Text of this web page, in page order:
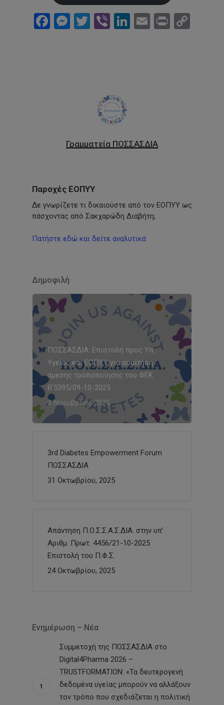
Facebook
Messenger
Twitter
ViberLinkedIn
Email
Print
Γραμματεία ΠΟΣΣΑΣΔΙΑ
Παροχές ΕΟΠΥΥ
Δε γνωρίζετε τι δικαιούστε από τον ΕΟΠΥΥ ως
πάσχοντας από Σακχαρώδη Διαβήτη;
Πατήστε εδώ και δείτε αναλυτικά
Δημοφιλή
ΠΟΣΣΑΣΔΙΑ: Επιστολή προς Υπ.
Υγείας και ΕΟΠΥΥ για απαίτηση
άμεσης τροποποίησης του ΦΕΚ
Β’5395/09-10-2025
3 Νοεμβρίου, 2025
3rd Diabetes Empowerment Forum
ΠΟΣΣΑΣΔΙΑ
31 Οκτωβρίου, 2025
Απάντηση Π.Ο.Σ.Σ.Α.Σ.ΔΙΑ. στην υπ’
Αριθμ. Πρωτ. 4456/21-10-2025
Επιστολή του Π.Φ.Σ.
24 Οκτωβρίου, 2025
Ενημέρωση – Νέα
Συμμετοχή της ΠΟΣΣΑΣΔΙΑ στο
Digital4Pharma 2026 –
TRUSTFORMATION: «Τα δευτερογενή
δεδομένα υγείας μπορούν να αλλάξουν
τον τρόπο που σχεδιάζεται η πολιτική